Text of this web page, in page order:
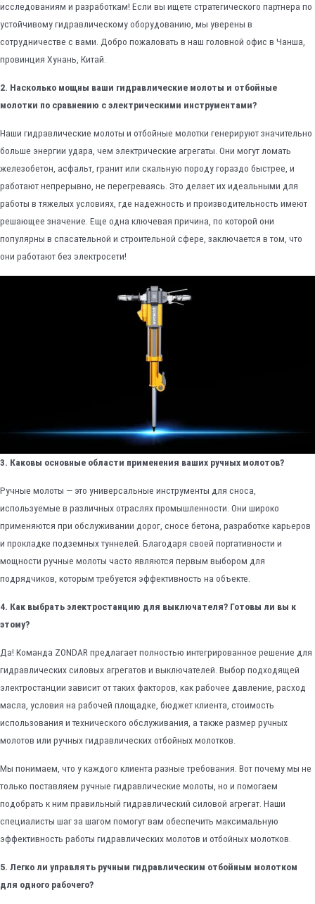
исследованиям и разработкам! Если вы ищете стратегического партнера по
устойчивому гидравлическому оборудованию, мы уверены в
сотрудничестве с вами. Добро пожаловать в наш головной офис в Чанша,
провинция Хунань, Китай.
2. Насколько мощны ваши гидравлические молоты и отбойные
молотки по сравнению с электрическими инструментами?
Наши гидравлические молоты и отбойные молотки генерируют значительно
больше энергии удара, чем электрические агрегаты. Они могут ломать
железобетон, асфальт, гранит или скальную породу гораздо быстрее, и
работают непрерывно, не перегреваясь. Это делает их идеальными для
работы в тяжелых условиях, где надежность и производительность имеют
решающее значение. Еще одна ключевая причина, по которой они
популярны в спасательной и строительной сфере, заключается в том, что
они работают без электросети!
3. Каковы основные области применения ваших ручных молотов?
Ручные молоты — это универсальные инструменты для сноса,
используемые в различных отраслях промышленности. Они широко
применяются при обслуживании дорог, сносе бетона, разработке карьеров
и прокладке подземных туннелей. Благодаря своей портативности и
мощности ручные молоты часто являются первым выбором для
подрядчиков, которым требуется эффективность на объекте.
4. Как выбрать электростанцию для выключателя? Готовы ли вы к
этому?
Да! Команда ZONDAR предлагает полностью интегрированное решение для
гидравлических силовых агрегатов и выключателей. Выбор подходящей
электростанции зависит от таких факторов, как рабочее давление, расход
масла, условия на рабочей площадке, бюджет клиента, стоимость
использования и технического обслуживания, а также размер ручных
молотов или ручных гидравлических отбойных молотков.
Мы понимаем, что у каждого клиента разные требования. Вот почему мы не
только поставляем ручные гидравлические молоты, но и помогаем
подобрать к ним правильный гидравлический силовой агрегат. Наши
специалисты шаг за шагом помогут вам обеспечить максимальную
эффективность работы гидравлических молотов и отбойных молотков.
5. Легко ли управлять ручным гидравлическим отбойным молотком
для одного рабочего?